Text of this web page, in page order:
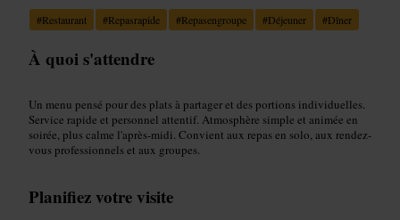
#Restaurant #Repasrapide #Repasengroupe #Déjeuner #Dîner
À quoi s'attendre
Un menu pensé pour des plats à partager et des portions individuelles.
Service rapide et personnel attentif. Atmosphère simple et animée en
soirée, plus calme l'après-midi. Convient aux repas en solo, aux rendez-
vous professionnels et aux groupes.
Planifiez votre visite